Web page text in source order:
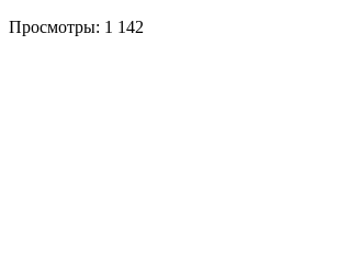
Просмотры: 1 142